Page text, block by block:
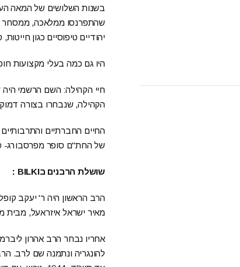
שהתפרנסו ממלאכה, ממסחר
יהודיים טיפוסיים כגון
היו גם כמה בעלי מקצועות
חיי הקהילה: השם הרשמי היה
הקהילה, שנבחרו בצורה
החיים החברתיים
של החת"ם סופר מפרסבורג-
שושלת הרבנים בBILKI
:
מאיר ישראל איזראעל, מבית